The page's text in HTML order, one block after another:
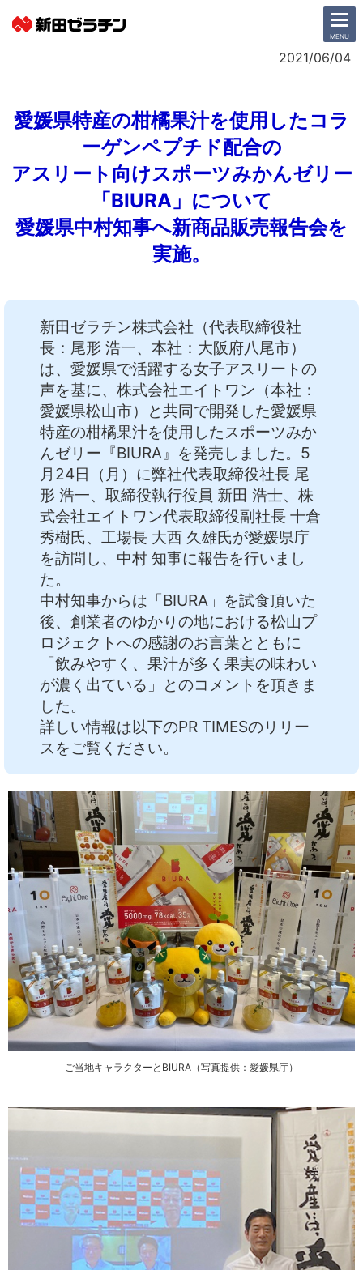
CLOSE
MENU
2021/06/04
愛媛県特産の柑橘果汁を使用したコラ
ーゲンペプチド配合の
アスリート向けスポーツみかんゼリー
「BIURA」について
愛媛県中村知事へ新商品販売報告会を
実施。
新田ゼラチン株式会社（代表取締役社
長：尾形 浩一、本社：大阪府八尾市）
は、愛媛県で活躍する女子アスリートの
声を基に、株式会社エイトワン（本社：
愛媛県松山市）と共同で開発した愛媛県
特産の柑橘果汁を使用したスポーツみか
んゼリー『BIURA』を発売しました。5
月24日（月）に弊社代表取締役社長 尾
形 浩一、取締役執行役員 新田 浩士、株
式会社エイトワン代表取締役副社長 十倉
秀樹氏、工場長 大西 久雄氏が愛媛県庁
を訪問し、中村 知事に報告を行いまし
た。
中村知事からは「BIURA」を試食頂いた
後、創業者のゆかりの地における松山プ
ロジェクトへの感謝のお言葉とともに
「飲みやすく、果汁が多く果実の味わい
が濃く出ている」とのコメントを頂きま
した。
詳しい情報は以下のPR TIMESのリリー
スをご覧ください。
ご当地キャラクターとBIURA （写真提供：愛媛県庁）
会社情報
サステナビリティ
事業紹介
IR情報
日本語 English
中文 アクセス